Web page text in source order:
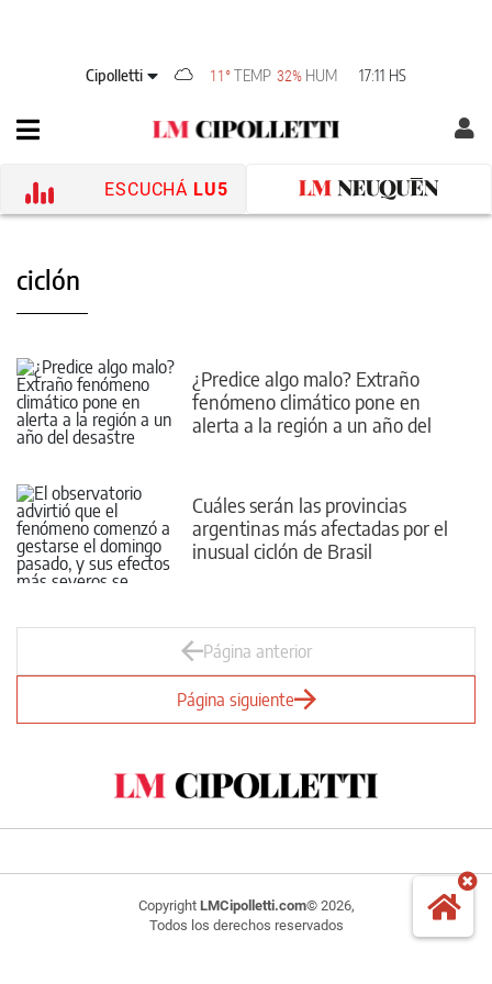
Cipolletti 11° TEMP 32% HUM 17:11 HS
ESCUCHÁ LU5
ciclón
¿Predice algo malo? Extraño
fenómeno climático pone en
alerta a la región a un año del
Cuáles serán las provincias
argentinas más afectadas por el
inusual ciclón de Brasil
Página anterior
Página siguiente
Copyright LMCipolletti.com© 2026,
Todos los derechos reservados